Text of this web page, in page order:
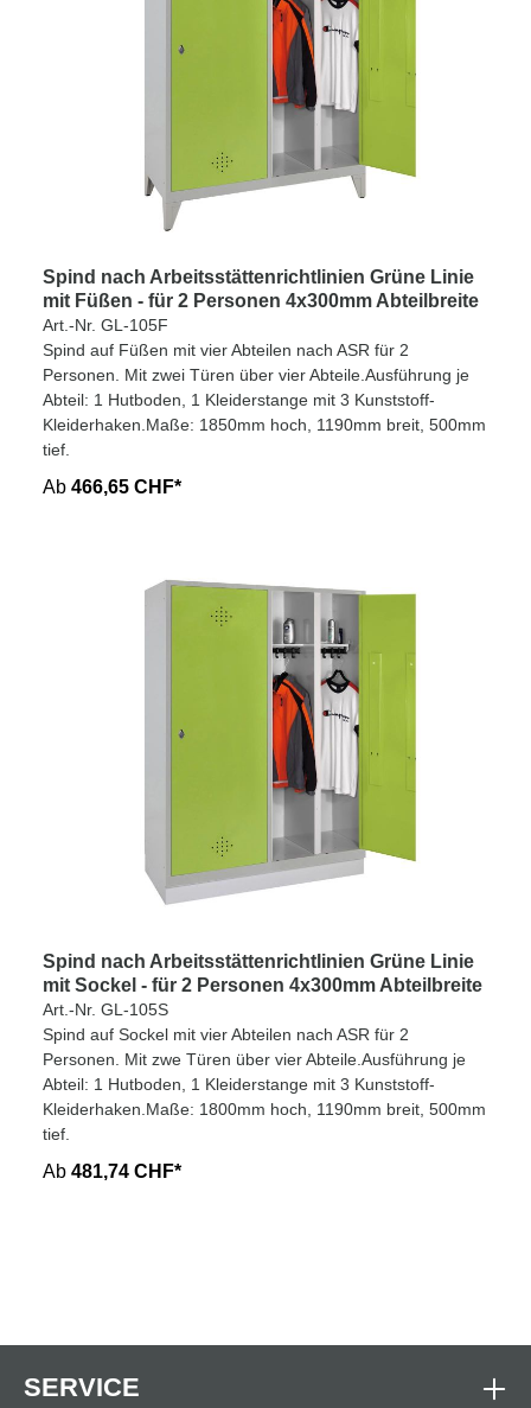
Spind nach Arbeitsstättenrichtlinien Grüne Linie
mit Füßen - für 2 Personen 4x300mm Abteilbreite
Art.-Nr. GL-105F
Spind auf Füßen mit vier Abteilen nach ASR für 2
Personen. Mit zwei Türen über vier Abteile.Ausführung je
Abteil: 1 Hutboden, 1 Kleiderstange mit 3 Kunststoff-
Kleiderhaken.Maße: 1850mm hoch, 1190mm breit, 500mm
tief.
Ab 466,65 CHF*
Spind nach Arbeitsstättenrichtlinien Grüne Linie
mit Sockel - für 2 Personen 4x300mm Abteilbreite
Art.-Nr. GL-105S
Spind auf Sockel mit vier Abteilen nach ASR für 2
Personen. Mit zwe Türen über vier Abteile.Ausführung je
Abteil: 1 Hutboden, 1 Kleiderstange mit 3 Kunststoff-
Kleiderhaken.Maße: 1800mm hoch, 1190mm breit, 500mm
tief.
Ab 481,74 CHF*
SERVICE